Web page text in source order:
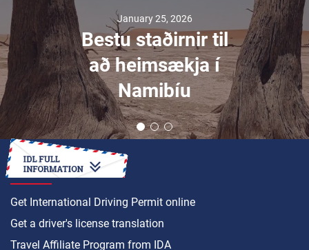
January 25, 2026
Bestu staðirnir til
að heimsækja í
Namibíu
HOW TO
Get International Driving Permit online
Get a driver's license translation
Travel Affiliate Program from IDA